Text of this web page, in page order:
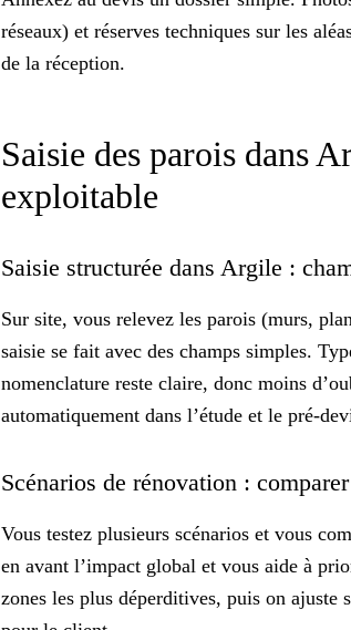
réseaux) et réserves techniques sur les
de la réception.
Saisie des parois dans
exploitable
Saisie structurée dans Argile :
Sur site, vous relevez les parois (murs,
saisie se fait avec des champs simples.
nomenclature reste claire, donc moins
automatiquement dans l’étude et le pré-
Scénarios de rénovation :
Vous testez plusieurs scénarios et vous
en avant l’impact global et vous aide à
zones les plus déperditives, puis on ajuste